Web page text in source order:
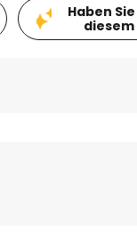
Haben